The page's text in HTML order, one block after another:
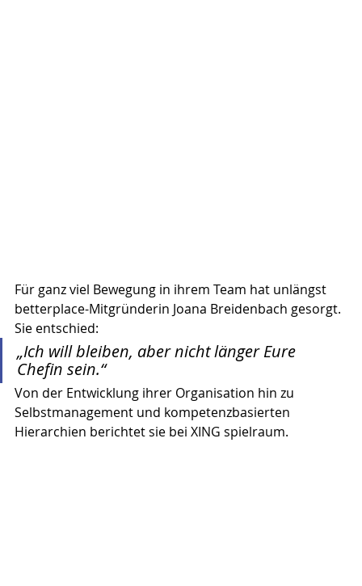
Für ganz viel Bewegung in ihrem Team hat unlängst
betterplace-Mitgründerin Joana Breidenbach gesorgt.
Sie entschied:
„Ich will bleiben, aber nicht länger Eure
Chefin sein.“
Von der Entwicklung ihrer Organisation hin zu
Selbstmanagement und kompetenzbasierten
Hierarchien berichtet sie bei XING spielraum.